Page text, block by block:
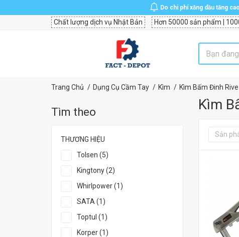
Do chi phí xăng dầu tăng
Chất lượng dịch vụ Nhật Bản Hơn 50000 sản phẩm |
Trang Chủ Dụng Cụ Cầm Tay Kìm Kìm Bấm Đinh Rive
Tìm theo
THƯƠNG HIỆU
Tolsen (5)
Kingtony (2)
Whirlpower (1)
SATA (1)
Toptul (1)
Korper (1)
Kìm
Sản